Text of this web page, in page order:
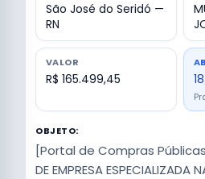
São José do Seridó —
RN
VALOR
R$ 165.499,45
OBJETO:
[Portal de Compras
DE EMPRESA ESPECIALIZADA